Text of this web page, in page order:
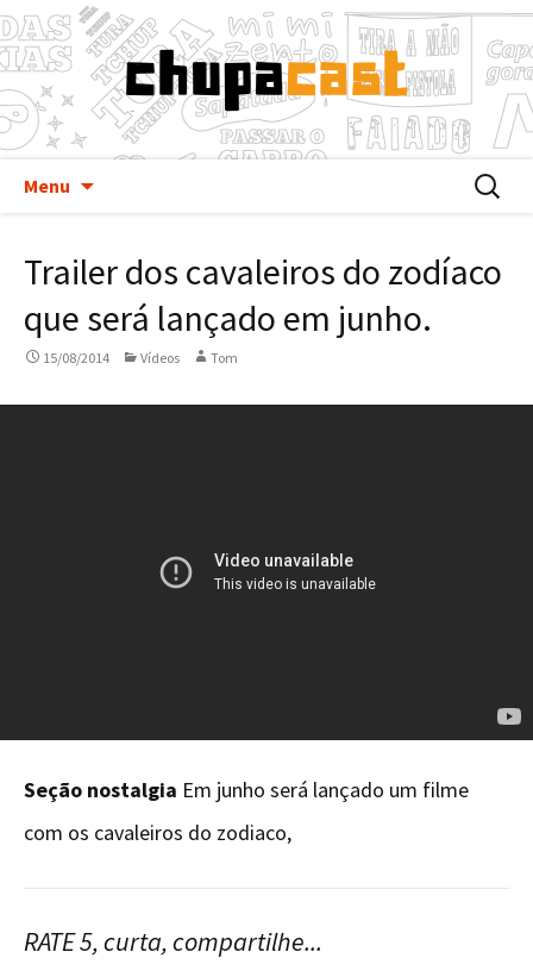
Menu
conteúdo
Buscar
Trailer dos cavaleiros do zodíaco
que será lançado em junho.
15/08/2014 Vídeos Tom
Seção nostalgia Em junho será lançado um filme
com os cavaleiros do zodiaco,
RATE 5, curta, compartilhe...